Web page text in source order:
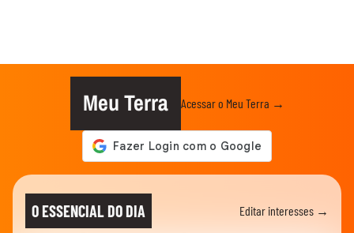
Meu Terra Acessar o Meu Terra →
O ESSENCIAL DO DIA Editar interesses →